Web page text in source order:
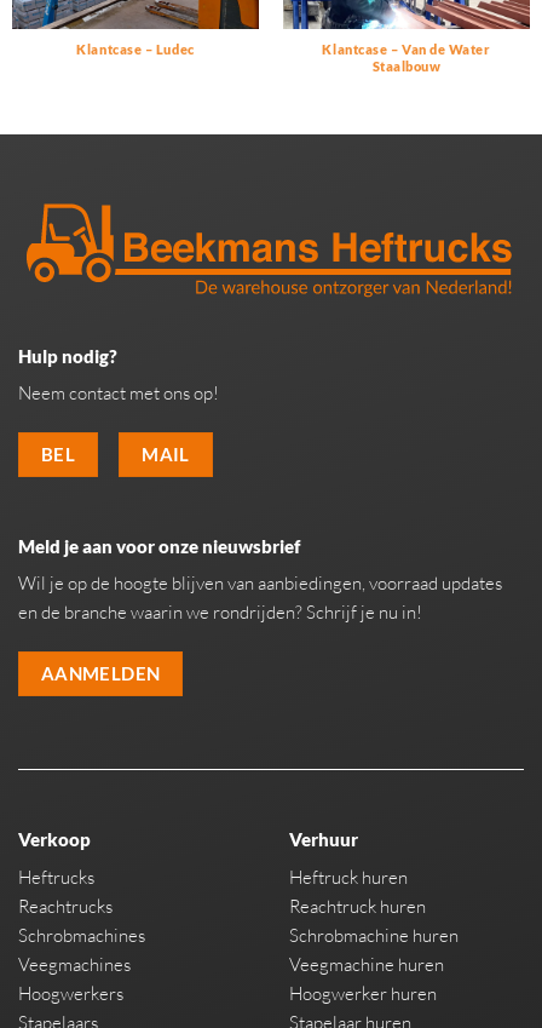
Klantcase – Ludec
Klantcase – Van de Water
Staalbouw
Hulp nodig?
Neem contact met ons op!
BEL MAIL
Meld je aan voor onze nieuwsbrief
Wil je op de hoogte blijven van aanbiedingen, voorraad updates
en de branche waarin we rondrijden? Schrijf je nu in!
AANMELDEN
Verkoop
Heftrucks
Reachtrucks
Schrobmachines
Veegmachines
Hoogwerkers
Stapelaars
Verhuur
Heftruck huren
Reachtruck huren
Schrobmachine huren
Veegmachine huren
Hoogwerker huren
Stapelaar huren